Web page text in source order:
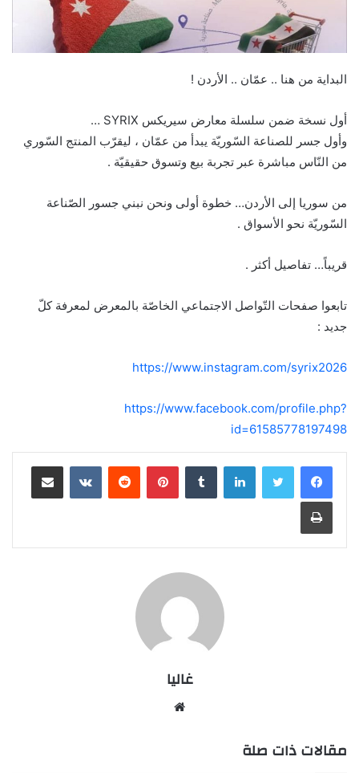
البداية من هنا .. عمّان .. الأردن !
أول نسخة ضمن سلسلة معارض سيريكس SYRIX …
وأول جسر للصناعة السّوريّة يبدأ من عمّان ، ليقرّب المنتج السّوري
من النّاس مباشرة عبر تجربة بيع وتسوق حقيقيّة .
من سوريا إلى الأردن… خطوة أولى ونحن نبني جسور الصّناعة
السّوريّة نحو الأسواق .
قريباً… تفاصيل أكثر .
تابعوا صفحات التّواصل الاجتماعي الخاصّة بالمعرض لمعرفة كلّ
جديد :
https://www.instagram.com/syrix2026
https://www.facebook.com/profile.php?
id=61585778197498
لينكدإن بينتيريست مشاركة عبر البريد
طباعة
غاليا
مقالات ذات صلة